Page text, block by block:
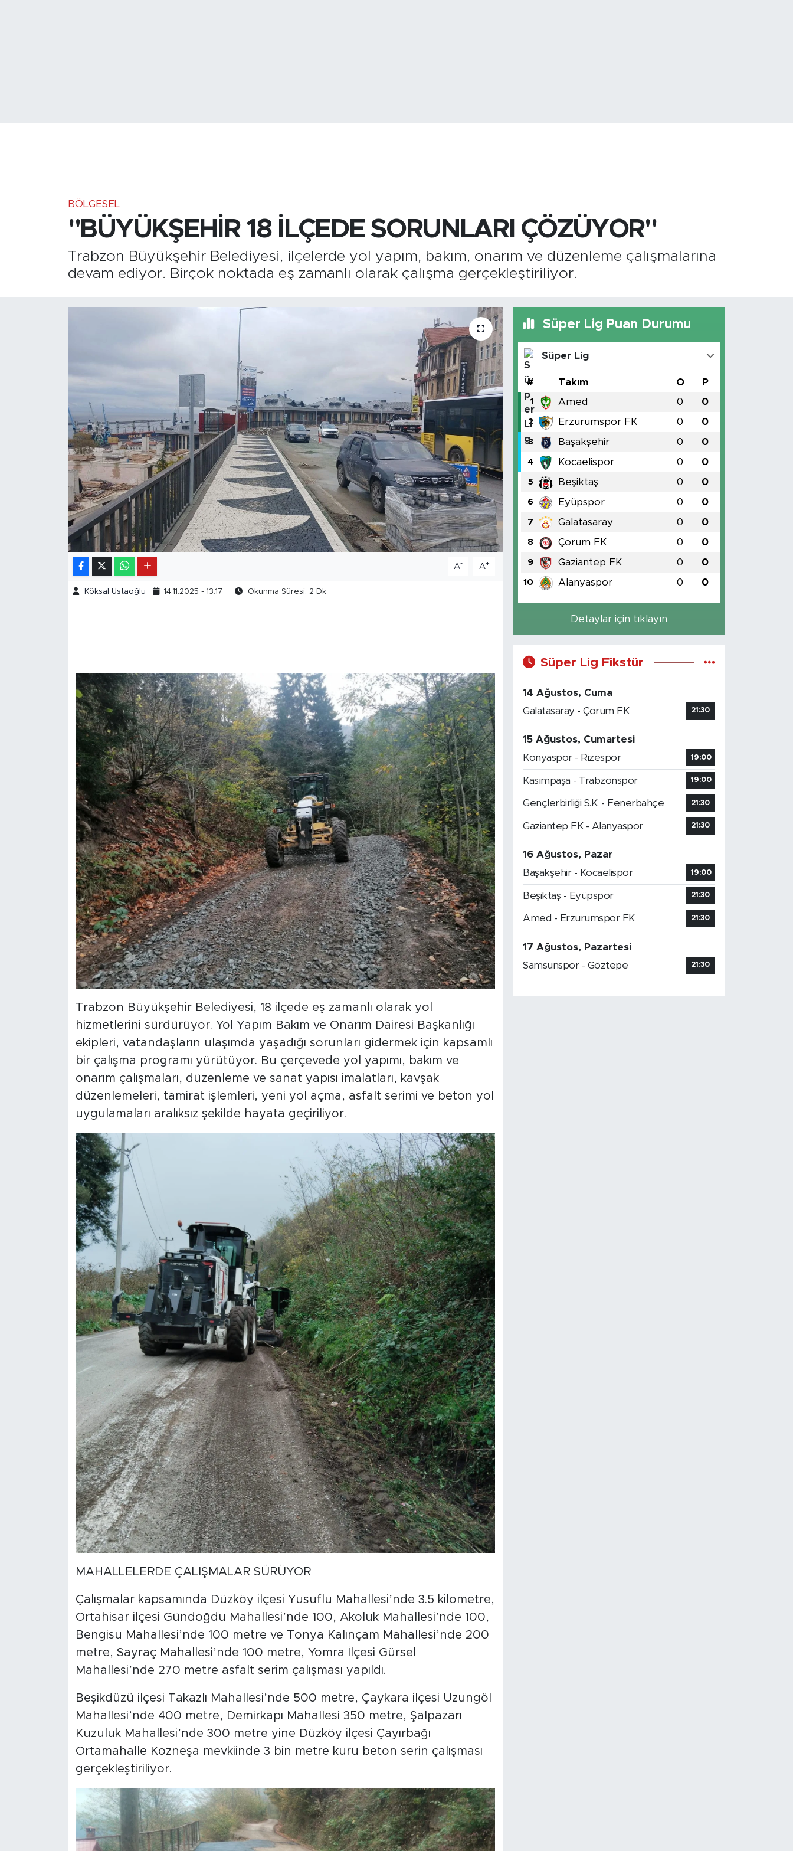
BÖLGESEL
"BÜYÜKŞEHİR 18 İLÇEDE SORUNLARI ÇÖZÜYOR"
Trabzon Büyükşehir Belediyesi, ilçelerde yol yapım, bakım, onarım ve düzenleme çalışmalarına
devam ediyor. Birçok noktada eş zamanlı olarak çalışma gerçekleştiriliyor.
A- A+
Köksal Ustaoğlu 14.11.2025 - 13:17 Okunma Süresi: 2 Dk
Trabzon Büyükşehir Belediyesi, 18 ilçede eş zamanlı olarak yol
hizmetlerini sürdürüyor. Yol Yapım Bakım ve Onarım Dairesi Başkanlığı
ekipleri, vatandaşların ulaşımda yaşadığı sorunları gidermek için kapsamlı
bir çalışma programı yürütüyor. Bu çerçevede yol yapımı, bakım ve
onarım çalışmaları, düzenleme ve sanat yapısı imalatları, kavşak
düzenlemeleri, tamirat işlemleri, yeni yol açma, asfalt serimi ve beton yol
uygulamaları aralıksız şekilde hayata geçiriliyor.
MAHALLELERDE ÇALIŞMALAR SÜRÜYOR
Çalışmalar kapsamında Düzköy ilçesi Yusuflu Mahallesi’nde 3.5 kilometre,
Ortahisar ilçesi Gündoğdu Mahallesi’nde 100, Akoluk Mahallesi’nde 100,
Bengisu Mahallesi’nde 100 metre ve Tonya Kalınçam Mahallesi’nde 200
metre, Sayraç Mahallesi’nde 100 metre, Yomra İlçesi Gürsel
Mahallesi’nde 270 metre asfalt serim çalışması yapıldı.
Beşikdüzü ilçesi Takazlı Mahallesi’nde 500 metre, Çaykara ilçesi Uzungöl
Mahallesi’nde 400 metre, Demirkapı Mahallesi 350 metre, Şalpazarı
Kuzuluk Mahallesi’nde 300 metre yine Düzköy ilçesi Çayırbağı
Ortamahalle Kozneşa mevkiinde 3 bin metre kuru beton serin çalışması
gerçekleştiriliyor.
Süper Lig Puan Durumu
Süper Lig
# Takım O P
1 Amed 0 0
2 Erzurumspor FK 0 0
3 Başakşehir 0 0
4 Kocaelispor 0 0
5 Beşiktaş 0 0
6 Eyüpspor 0 0
7 Galatasaray 0 0
8 Çorum FK 0 0
9 Gaziantep FK 0 0
10 Alanyaspor 0 0
Detaylar için tıklayın
Süper Lig Fikstür
14 Ağustos, Cuma
Galatasaray - Çorum FK
21:30
15 Ağustos, Cumartesi
Konyaspor - Rizespor
19:00
Kasımpaşa - Trabzonspor 19:00
Gençlerbirliği S.K. - Fenerbahçe 21:30
Gaziantep FK - Alanyaspor 21:30
16 Ağustos, Pazar
Başakşehir - Kocaelispor
19:00
Beşiktaş - Eyüpspor 21:30
Amed - Erzurumspor FK 21:30
17 Ağustos, Pazartesi
Samsunspor - Göztepe
21:30
Köşe Yazarları
Ulusal Son Dakika Haberleri